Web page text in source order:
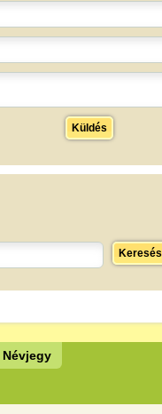
Küldés
Keresés
Névjegy